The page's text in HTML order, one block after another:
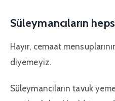
Süleymancıların
Hayır, cemaat
diyemeyiz.
Süleymancıların tavuk